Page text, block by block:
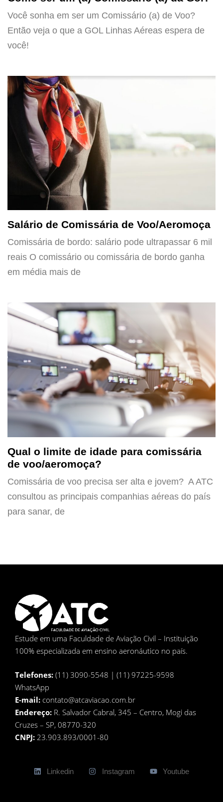
Você sonha em ser um Comissário (a) de Voo?
Então veja o que a GOL Linhas Aéreas espera de
você!
Salário de Comissária de Voo/Aeromoça
Comissária de bordo: salário pode ultrapassar 6 mil
reais O comissário ou comissária de bordo ganha
em média mais de
Qual o limite de idade para comissária
de voo/aeromoça?
Comissária de voo precisa ser alta e jovem? A ATC
consultou as principais companhias aéreas do país
para sanar, de
Estude em uma Faculdade de Aviação Civil – Instituição
100% especializada em ensino aeronáutico no país.
Telefones: (11) 3090-5548 | (11) 97225-9598
WhatsApp
E-mail: contato@atcaviacao.com.br
Endereço: R. Salvador Cabral, 345 – Centro, Mogi das
Cruzes – SP, 08770-320
CNPJ: 23.903.893/0001-80
Linkedin Instagram Youtube